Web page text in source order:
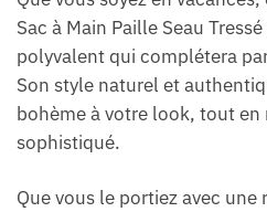
Sac à Main Paille Seau
polyvalent qui complétera
Son style naturel et
bohème à votre look, tout
sophistiqué.
Que vous le portiez avec une